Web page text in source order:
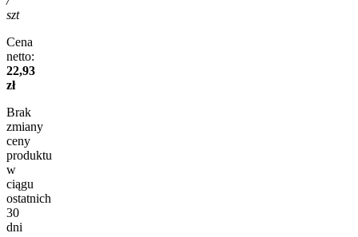
szt
Cena
netto:
22,93
zł
Brak
zmiany
ceny
produktu
w
ciągu
ostatnich
30
dni